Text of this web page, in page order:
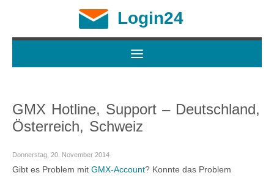
Login24
GMX Hotline, Support – Deutschland,
Österreich, Schweiz
Donnerstag, 20. November 2014
Gibt es Problem mit GMX-Account? Konnte das Problem